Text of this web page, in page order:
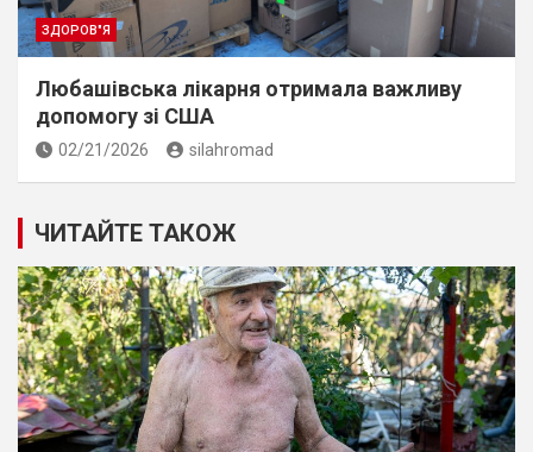
ЗДОРОВ"Я
Любашівська лікарня отримала важливу
допомогу зі США
02/21/2026 silahromad
ЧИТАЙТЕ ТАКОЖ